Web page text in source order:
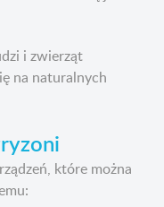
i zwierząt
na naturalnych
które można